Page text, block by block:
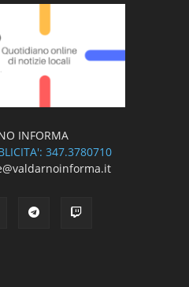
INFORMA
347.3780710